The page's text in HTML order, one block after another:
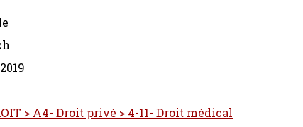
> A4- Droit privé > 4-11- Droit médical